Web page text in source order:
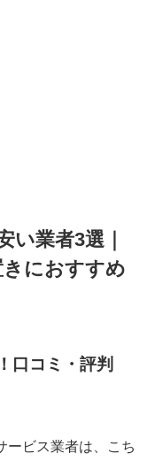
い業者3選｜
におすすめ
口コミ・評判
ービス業者は、こち